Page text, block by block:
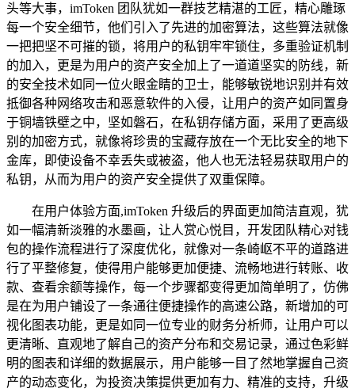
头等大事，imToken 团队犹如一群技艺精湛的工匠，精心雕琢
每一个安全细节，他们引入了先进的加密算法，这些算法就像
一把把坚不可摧的锁，将用户的私钥牢牢锁住，多重验证机制
的加入，更是为用户的资产安全加上了一道道坚实的防线，新
的安全技术如同一位火眼金睛的卫士，能够敏锐地识别并有效
抵御各种网络攻击和恶意软件的入侵，让用户的资产如同置身
于铜墙铁壁之中，坚如磐石，在私钥存储方面，采用了更高级
别的加密方式，就像将珍贵的宝藏存放在一个无比安全的地下
金库，即使设备不幸丢失或被盗，他人也无法轻易获取用户的
私钥，从而为用户的资产安全提供了双重保障。
在用户体验方面,imToken 升级后的界面更加简洁直观，犹
如一幅清新淡雅的水墨画，让人赏心悦目，开发团队精心对钱
包的操作流程进行了深度优化，就像对一条崎岖不平的道路进
行了平整修复，使得用户能够更加便捷、流畅地进行转账、收
款、查看余额等操作，每一个步骤都变得更加简单明了，仿佛
是在为用户铺设了一条通往便捷操作的高速公路，新增加的可
视化图表功能，更是如同一位专业的财务分析师，让用户可以
更清晰、直观地了解自己的资产分布和交易记录，通过色彩鲜
明的图表和详细的数据展示，用户能够一目了然地掌握自己资
产的动态变化，为投资决策提供更加有力、精准的支持，升级